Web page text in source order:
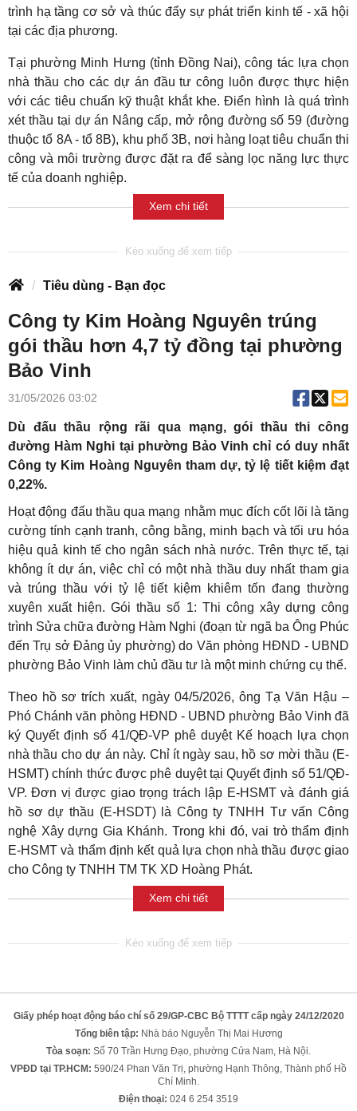
trình hạ tầng cơ sở và thúc đẩy sự phát triển kinh tế - xã hội
tại các địa phương.
Tại phường Minh Hưng (tỉnh Đồng Nai), công tác lựa chọn
nhà thầu cho các dự án đầu tư công luôn được thực hiện
với các tiêu chuẩn kỹ thuật khắt khe. Điển hình là quá trình
xét thầu tại dự án Nâng cấp, mở rộng đường số 59 (đường
thuộc tổ 8A - tổ 8B), khu phố 3B, nơi hàng loạt tiêu chuẩn thi
công và môi trường được đặt ra để sàng lọc năng lực thực
tế của doanh nghiệp.
Xem chi tiết
Tiêu dùng - Bạn đọc
Công ty Kim Hoàng Nguyên trúng
gói thầu hơn 4,7 tỷ đồng tại phường
Bảo Vinh
31/05/2026 03:02
Dù đấu thầu rộng rãi qua mạng, gói thầu thi công
đường Hàm Nghi tại phường Bảo Vinh chỉ có duy nhất
Công ty Kim Hoàng Nguyên tham dự, tỷ lệ tiết kiệm đạt
0,22%.
Hoạt động đấu thầu qua mạng nhằm mục đích cốt lõi là tăng
cường tính cạnh tranh, công bằng, minh bạch và tối ưu hóa
hiệu quả kinh tế cho ngân sách nhà nước. Trên thực tế, tại
không ít dự án, việc chỉ có một nhà thầu duy nhất tham gia
và trúng thầu với tỷ lệ tiết kiệm khiêm tốn đang thường
xuyên xuất hiện. Gói thầu số 1: Thi công xây dựng công
trình Sửa chữa đường Hàm Nghi (đoạn từ ngã ba Ông Phúc
đến Trụ sở Đảng ủy phường) do Văn phòng HĐND - UBND
phường Bảo Vinh làm chủ đầu tư là một minh chứng cụ thể.
Theo hồ sơ trích xuất, ngày 04/5/2026, ông Tạ Văn Hậu –
Phó Chánh văn phòng HĐND - UBND phường Bảo Vinh đã
ký Quyết định số 41/QĐ-VP phê duyệt Kế hoạch lựa chọn
nhà thầu cho dự án này. Chỉ ít ngày sau, hồ sơ mời thầu (E-
HSMT) chính thức được phê duyệt tại Quyết định số 51/QĐ-
VP. Đơn vị được giao trọng trách lập E-HSMT và đánh giá
hồ sơ dự thầu (E-HSDT) là Công ty TNHH Tư vấn Công
nghệ Xây dựng Gia Khánh. Trong khi đó, vai trò thẩm định
E-HSMT và thẩm định kết quả lựa chọn nhà thầu được giao
cho Công ty TNHH TM TK XD Hoàng Phát.
Xem chi tiết
Giấy phép hoạt động báo chí số 29/GP-CBC Bộ TTTT cấp ngày 24/12/2020
Tổng biên tập: Nhà báo Nguyễn Thị Mai Hương
Tòa soạn: Số 70 Trần Hưng Đạo, phường Cửa Nam, Hà Nội.
VPĐD tại TP.HCM: 590/24 Phan Văn Trị, phường Hạnh Thông, Thành phố Hồ
Chí Minh.
Điện thoại: 024 6 254 3519